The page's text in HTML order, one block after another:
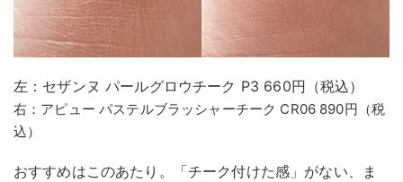
左：セザンヌ パールグロウチーク P3 660円（税込）
右：アピュー パステルブラッシャーチーク CR06 890円（税
込）
おすすめはこのあたり。「チーク付けた感」がない、ま